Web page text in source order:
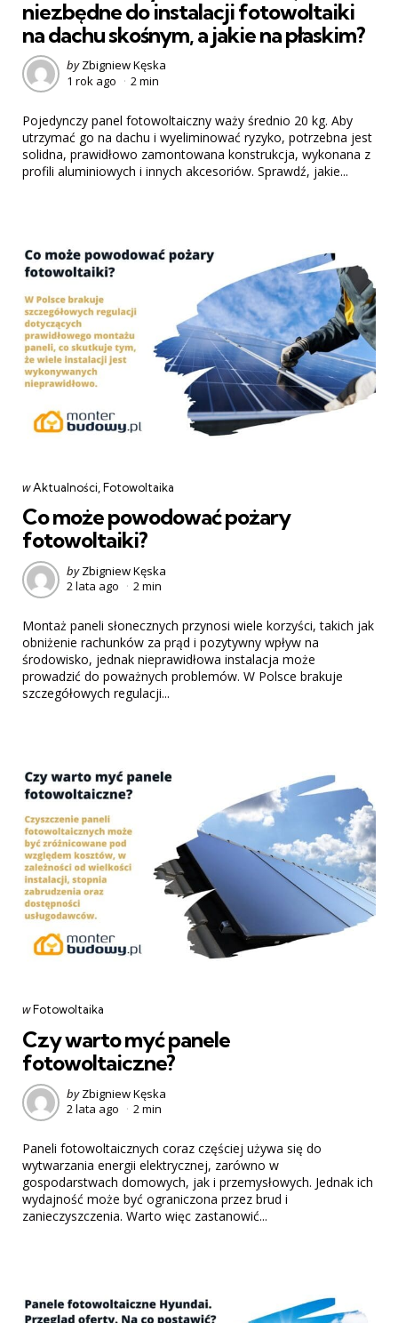
niezbędne do instalacji fotowoltaiki
na dachu skośnym, a jakie na płaskim?
Posted
by
by Zbigniew Kęska
1 rok ago
2 min
Pojedynczy panel fotowoltaiczny waży średnio 20 kg. Aby
utrzymać go na dachu i wyeliminować ryzyko, potrzebna jest
solidna, prawidłowo zamontowana konstrukcja, wykonana z
profili aluminiowych i innych akcesoriów. Sprawdź, jakie...
Categories
post
wAktualności Fotowoltaika
Co może powodować pożary
fotowoltaiki?
Posted
by
by Zbigniew Kęska
2 lata ago
2 min
Montaż paneli słonecznych przynosi wiele korzyści, takich jak
obniżenie rachunków za prąd i pozytywny wpływ na
środowisko, jednak nieprawidłowa instalacja może
prowadzić do poważnych problemów. W Polsce brakuje
szczegółowych regulacji...
Categories
post
wFotowoltaika
Czy warto myć panele
fotowoltaiczne?
Posted
by
by Zbigniew Kęska
2 lata ago
2 min
Paneli fotowoltaicznych coraz częściej używa się do
wytwarzania energii elektrycznej, zarówno w
gospodarstwach domowych, jak i przemysłowych. Jednak ich
wydajność może być ograniczona przez brud i
zanieczyszczenia. Warto więc zastanowić...